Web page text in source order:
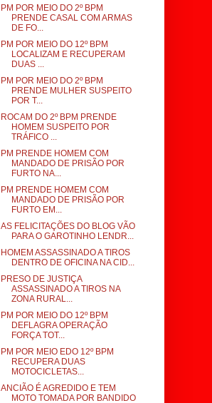
PM POR MEIO DO 2º BPM
PRENDE CASAL COM ARMAS
DE FO...
PM POR MEIO DO 12º BPM
LOCALIZAM E RECUPERAM
DUAS ...
PM POR MEIO DO 2º BPM
PRENDE MULHER SUSPEITO
POR T...
ROCAM DO 2º BPM PRENDE
HOMEM SUSPEITO POR
TRÁFICO ...
PM PRENDE HOMEM COM
MANDADO DE PRISÃO POR
FURTO NA...
PM PRENDE HOMEM COM
MANDADO DE PRISÃO POR
FURTO EM...
AS FELICITAÇÕES DO BLOG VÃO
PARA O GAROTINHO LENDR...
HOMEM ASSASSINADO A TIROS
DENTRO DE OFICINA NA CID...
PRESO DE JUSTIÇA
ASSASSINADO A TIROS NA
ZONA RURAL...
PM POR MEIO DO 12º BPM
DEFLAGRA OPERAÇÃO
FORÇA TOT...
PM POR MEIO EDO 12º BPM
RECUPERA DUAS
MOTOCICLETAS...
ANCIÃO É AGREDIDO E TEM
MOTO TOMADA POR BANDIDO